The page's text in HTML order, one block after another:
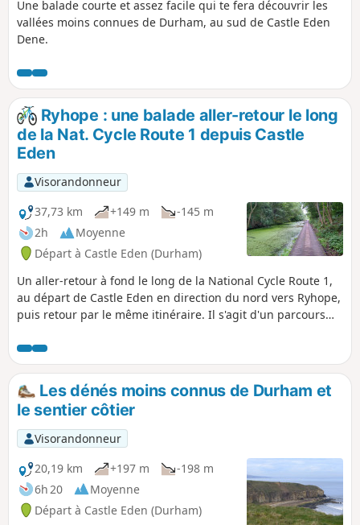
Une balade courte et assez facile qui te fera découvrir les
vallées moins connues de Durham, au sud de Castle Eden
Dene.
Ryhope : une balade aller-retour le long
de la Nat. Cycle Route 1 depuis Castle
Eden
Visorandonneur
37,73 km
+149 m
-145 m
2h
Moyenne
Départ à Castle Eden (Durham)
Un aller-retour à fond le long de la National Cycle Route 1,
au départ de Castle Eden en direction du nord vers Ryhope,
puis retour par le même itinéraire. Il s'agit d'un parcours
https://www.visorando.co.uk/walk-castle-... bien qu'il ne soit
pas aussi pittoresque.
Les dénés moins connus de Durham et
le sentier côtier
Visorandonneur
20,19 km
+197 m
-198 m
6h 20
Moyenne
Départ à Castle Eden (Durham)